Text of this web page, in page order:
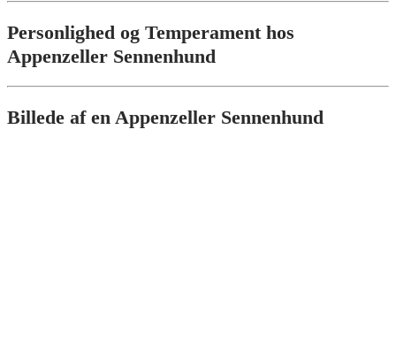
Personlighed og Temperament hos
Appenzeller Sennenhund
Billede af en Appenzeller Sennenhund